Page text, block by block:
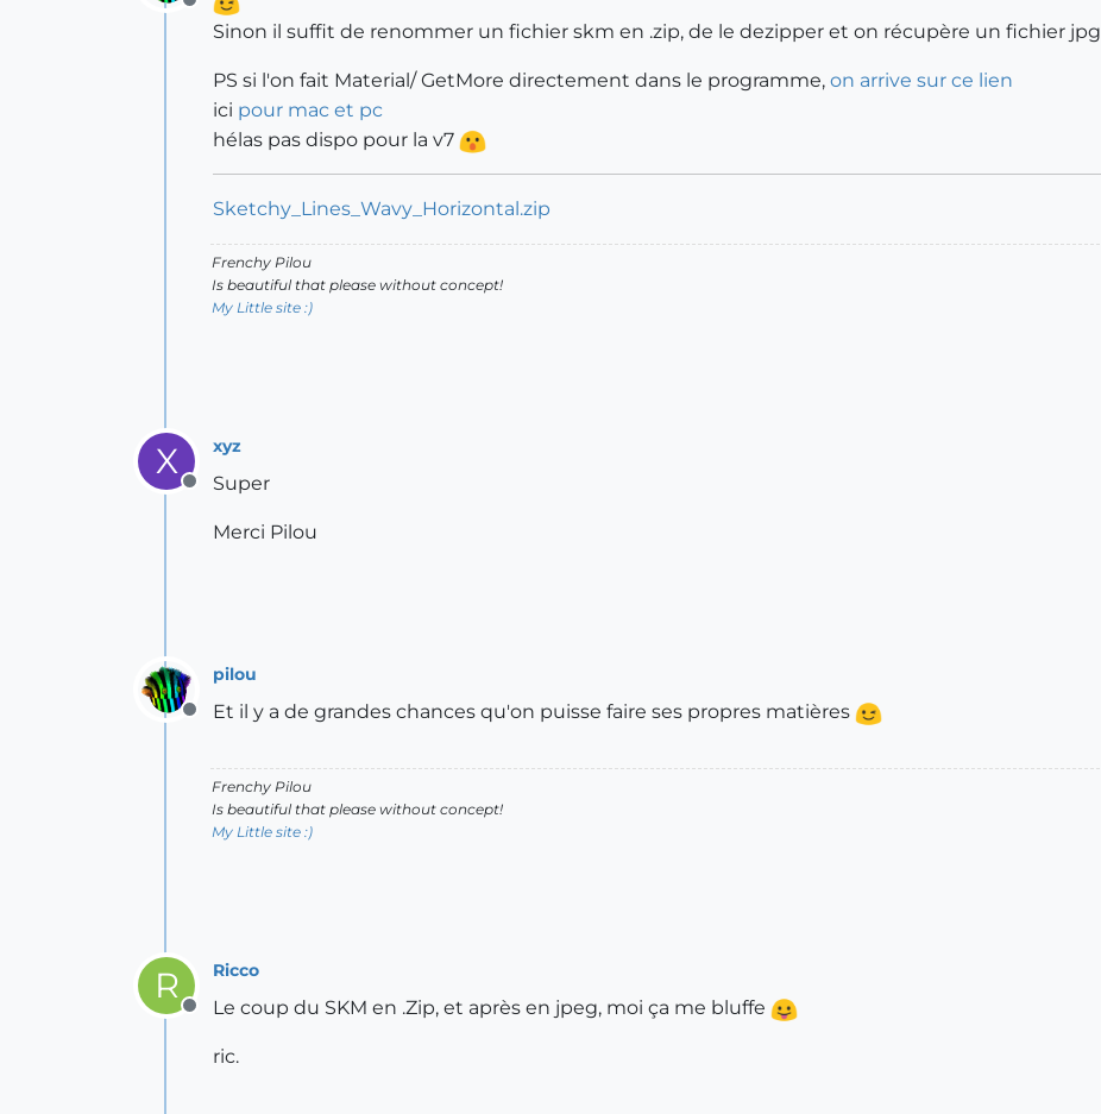
Offline
Sinon il suffit de renommer un fichier skm en .zip, de le dezipper et on récupère un fichier jpg
PS si l'on fait Material/ GetMore directement dans le programme, on arrive sur ce lien
ici pour mac et pc
hélas pas dispo pour la v7
Sketchy_Lines_Wavy_Horizontal.zip
Frenchy Pilou
Is beautiful that please without concept!
My Little site :)
X
Offline
xyz
Super
Merci Pilou
Offline
pilou
Et il y a de grandes chances qu'on puisse faire ses propres matières
Frenchy Pilou
Is beautiful that please without concept!
My Little site :)
R
Offline
Ricco
Le coup du SKM en .Zip, et après en jpeg, moi ça me bluffe
ric.